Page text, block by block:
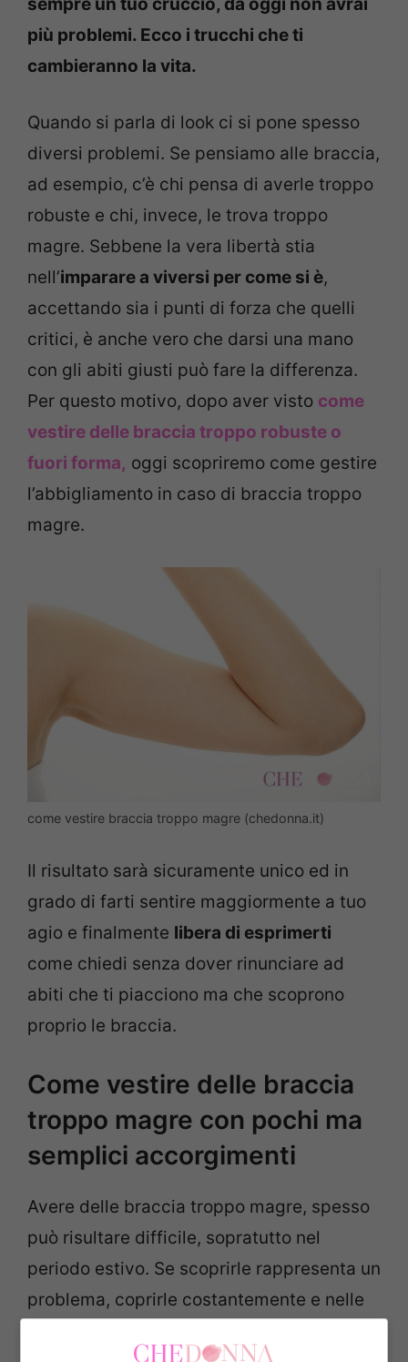
più problemi. Ecco i trucchi che ti
cambieranno la vita.
Quando si parla di look ci si pone spesso
diversi problemi. Se pensiamo alle braccia,
ad esempio, c’è chi pensa di averle troppo
robuste e chi, invece, le trova troppo
magre. Sebbene la vera libertà stia
nell’imparare a viversi per come si è,
accettando sia i punti di forza che quelli
critici, è anche vero che darsi una mano
con gli abiti giusti può fare la differenza.
Per questo motivo, dopo aver visto come
vestire delle braccia troppo robuste o
fuori forma, oggi scopriremo come gestire
l’abbigliamento in caso di braccia troppo
magre.
come vestire braccia troppo magre (chedonna.it)
Il risultato sarà sicuramente unico ed in
grado di farti sentire maggiormente a tuo
agio e finalmente libera di esprimerti
come chiedi senza dover rinunciare ad
abiti che ti piacciono ma che scoprono
proprio le braccia.
Come vestire delle braccia
troppo magre con pochi ma
semplici accorgimenti
Avere delle braccia troppo magre, spesso
può risultare difficile, sopratutto nel
periodo estivo. Se scoprirle rappresenta un
problema, coprirle costantemente e nelle